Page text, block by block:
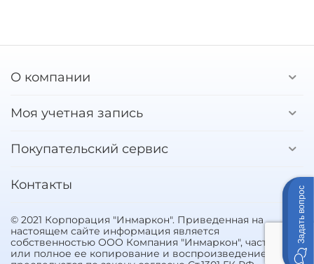
О компании
Моя учетная запись
Покупательский сервис
Контакты
© 2021 Корпорация "Инмаркон". Приведенная на
настоящем сайте информация является
собственностью ООО Компания "Инмаркон", частичное
или полное ее копирование и воспроизведение
Задать вопрос